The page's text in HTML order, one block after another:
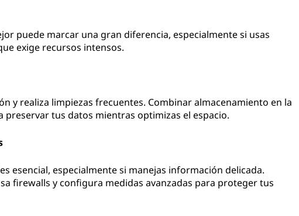
puede marcar una gran diferencia, especialmente si usas
exige recursos intensos.
y realiza limpiezas frecuentes. Combinar almacenamiento en la
preservar tus datos mientras optimizas el espacio.
esencial, especialmente si manejas información delicada.
firewalls y configura medidas avanzadas para proteger tus